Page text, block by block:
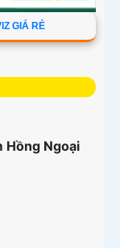
GIÁ RẺ
Hồng Ngoại